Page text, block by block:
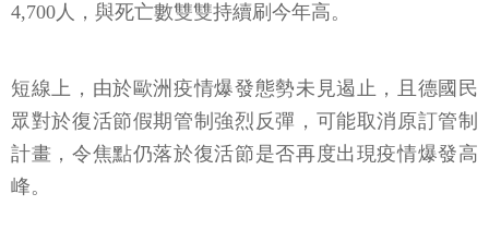
4,700人，與死亡數雙雙持續刷今年高。
短線上，由於歐洲疫情爆發態勢未見遏止，且德國民
眾對於復活節假期管制強烈反彈，可能取消原訂管制
計畫，令焦點仍落於復活節是否再度出現疫情爆發高
峰。